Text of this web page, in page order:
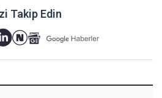
Takip Edin